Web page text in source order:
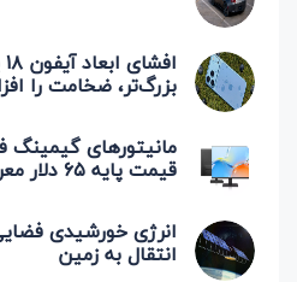
بزرگ‌تر، ضخامت را
مانیتورهای گیمینگ
قیمت پایه ۶۵ دلار معرفی شدند
انرژی خورشیدی
انتقال به زمین